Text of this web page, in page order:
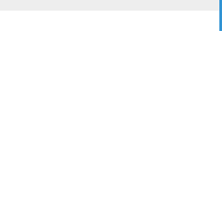
Увеличить картинку